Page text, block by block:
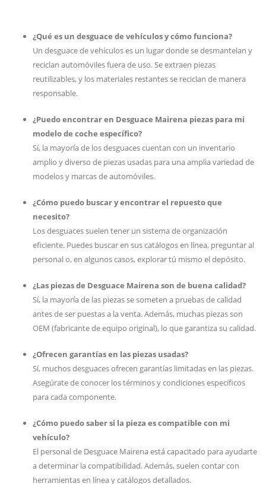
¿Qué es un desguace de vehículos y cómo funciona?
Un desguace de vehículos es un lugar donde se desmantelan y
reciclan automóviles fuera de uso. Se extraen piezas
reutilizables, y los materiales restantes se reciclan de manera
responsable.
¿Puedo encontrar en Desguace Mairena piezas para mi
modelo de coche específico?
Sí, la mayoría de los desguaces cuentan con un inventario
amplio y diverso de piezas usadas para una amplia variedad de
modelos y marcas de automóviles.
¿Cómo puedo buscar y encontrar el repuesto que
necesito?
Los desguaces suelen tener un sistema de organización
eficiente. Puedes buscar en sus catálogos en línea, preguntar al
personal o, en algunos casos, explorar tú mismo el depósito.
¿Las piezas de Desguace Mairena son de buena calidad?
Sí, la mayoría de las piezas se someten a pruebas de calidad
antes de ser puestas a la venta. Además, muchas piezas son
OEM (fabricante de equipo original), lo que garantiza su calidad.
¿Ofrecen garantías en las piezas usadas?
Sí, muchos desguaces ofrecen garantías limitadas en las piezas.
Asegúrate de conocer los términos y condiciones específicos
para cada componente.
¿Cómo puedo saber si la pieza es compatible con mi
vehículo?
El personal de Desguace Mairena está capacitado para ayudarte
a determinar la compatibilidad. Además, suelen contar con
herramientas en línea y catálogos detallados.